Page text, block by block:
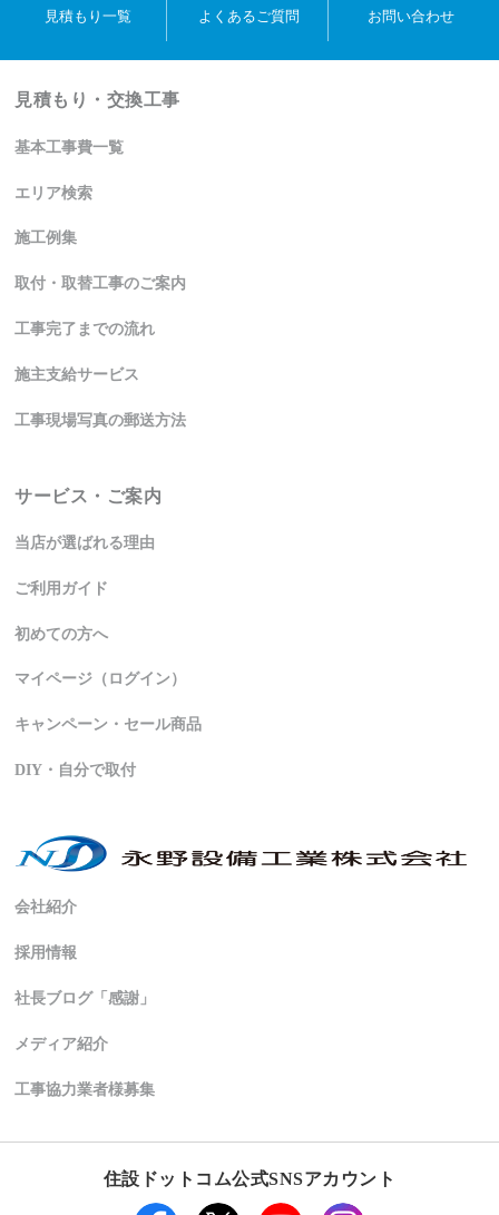
見積もり一覧 よくあるご質問 お問い合わせ
見積もり・交換工事
基本工事費一覧
エリア検索
施工例集
取付・取替工事のご案内
工事完了までの流れ
施主支給サービス
工事現場写真の郵送方法
サービス・ご案内
当店が選ばれる理由
ご利用ガイド
初めての方へ
マイページ（ログイン）
キャンペーン・セール商品
DIY・自分で取付
会社紹介
採用情報
社長ブログ「感謝」
メディア紹介
工事協力業者様募集
住設ドットコム公式SNSアカウント